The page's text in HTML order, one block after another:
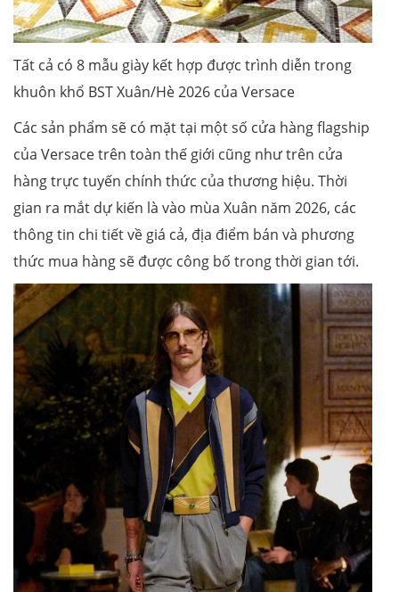
Tất cả có 8 mẫu giày kết hợp được trình diễn trong
khuôn khổ BST Xuân/Hè 2026 của Versace
Các sản phẩm sẽ có mặt tại một số cửa hàng flagship
của Versace trên toàn thế giới cũng như trên cửa
hàng trực tuyến chính thức của thương hiệu. Thời
gian ra mắt dự kiến là vào mùa Xuân năm 2026, các
thông tin chi tiết về giá cả, địa điểm bán và phương
thức mua hàng sẽ được công bố trong thời gian tới.